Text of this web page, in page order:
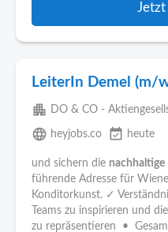
Jetzt
LeiterIn Demel (m/
apartment DO & CO -
language heyjobs.co event_available heute
und sichern die nachhaltige
führende Adresse für
Konditorkunst. ✓
Teams zu inspirieren und
zu repräsentieren •